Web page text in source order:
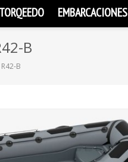
TORQEEDO EMBARCACIONES
B
B